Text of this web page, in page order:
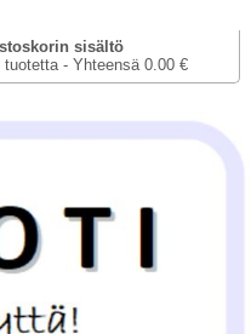
sisältö
- Yhteensä 0.00 €